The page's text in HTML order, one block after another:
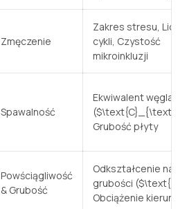
Zmęczenie
Zakres stresu,
cykli, Czystość
mikroinkluzji
Spawalność
Ekwiwalent węgla
(
Grubość płyty
Powściągliwość
& Grubość
Odkształcenie na
grubości ($\text{Z}$
Obciążenie